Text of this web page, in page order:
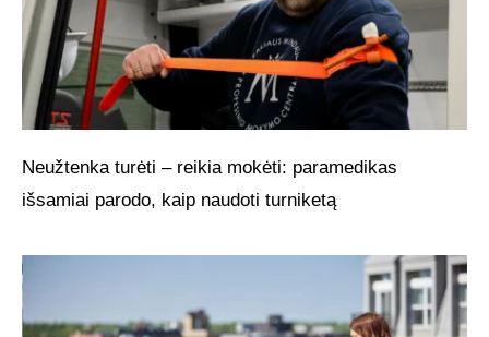
Neužtenka turėti – reikia mokėti: paramedikas
išsamiai parodo, kaip naudoti turniketą